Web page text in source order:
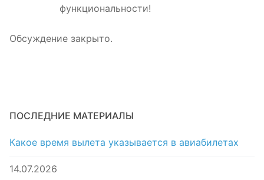
функциональности!
Обсуждение закрыто.
ПОСЛЕДНИЕ МАТЕРИАЛЫ
Какое время вылета указывается в авиабилетах
14.07.2026